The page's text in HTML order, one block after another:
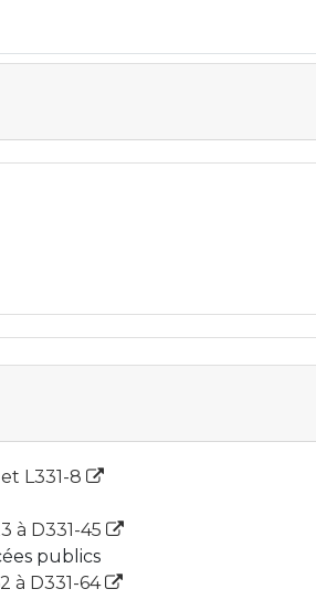
L331-8
à D331-45
publics
à D331-64